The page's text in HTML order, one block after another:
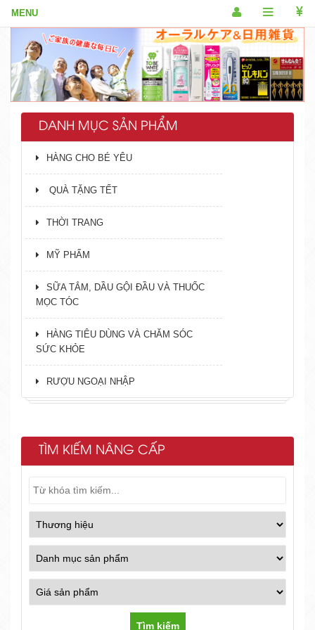
DANH MỤC SẢN PHẨM
HÀNG CHO BÉ YÊU
QUÀ TẶNG TẾT
THỜI TRANG
MỸ PHẨM
SỮA TẮM, DẦU GỘI ĐẦU VÀ THUỐC
MỌC TÓC
HÀNG TIÊU DÙNG VÀ CHĂM SÓC
SỨC KHỎE
RƯỢU NGOẠI NHẬP
TÌM KIẾM NÂNG CẤP
Tìm kiếm